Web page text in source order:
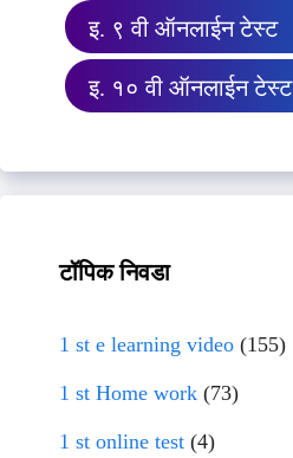
इ. ९ वी ऑनलाईन टेस्ट
इ. १० वी ऑनलाईन टेस्ट
टॉपिक निवडा
1 st e learning video (155)
1 st Home work (73)
1 st online test (4)